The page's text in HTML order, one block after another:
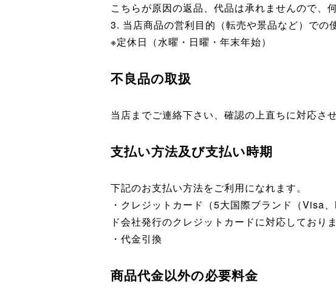
こちらが原因の返品、代品は承れませんので、
3. 当店商品の営利目的（転売や景品など）での
※定休日（水曜・日曜・年末年始）
不良品の取扱
当店までご連絡下さい、確認の上直ちに対応さ
支払い方法及び支払い時期
下記のお支払い方法をご利用になれます。
・クレジットカード（5大国際ブランド（Visa
ド会社発行のクレジットカードに対応しておりま
・代金引換
商品代金以外の必要料金